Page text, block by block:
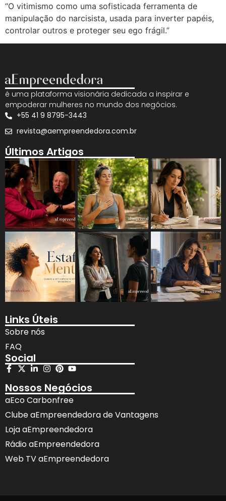
“O vitimismo como uma sofisticada ferramenta de
manipulação do narcisista, usada para inverter papéis,
controlar outros e proteger seu ego frágil.”
é uma plataforma visionária dedicada a inspirar e
empoderar mulheres no mundo dos negócios.
+55 41 9 8795-3443
revista@aempreendedora.com.br
Últimos Artigos
Links Úteis
Sobre nós
FAQ
Social
Nossos Negócios
aEco Carbonfree
Clube aEmpreendedora de Vantagens
Loja aEmpreendedora
Rádio aEmpreendedora
Web TV aEmpreendedora